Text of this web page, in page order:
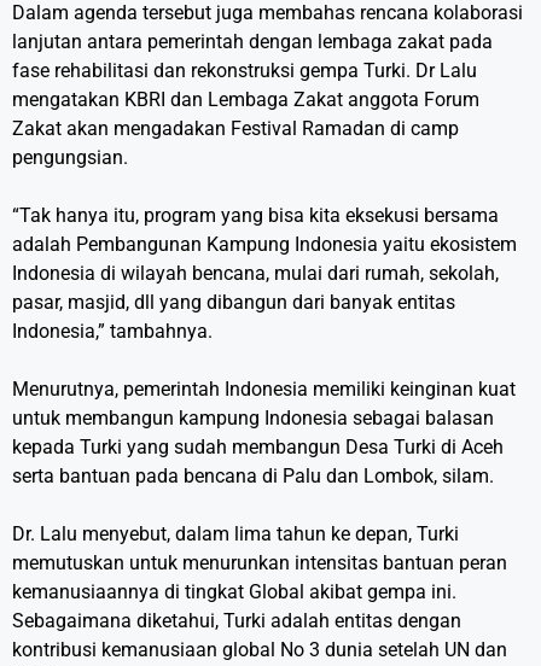
Dalam agenda tersebut juga membahas rencana kolaborasi
lanjutan antara pemerintah dengan lembaga zakat pada
fase rehabilitasi dan rekonstruksi gempa Turki. Dr Lalu
mengatakan KBRI dan Lembaga Zakat anggota Forum
Zakat akan mengadakan Festival Ramadan di camp
pengungsian.
“Tak hanya itu, program yang bisa kita eksekusi bersama
adalah Pembangunan Kampung Indonesia yaitu ekosistem
Indonesia di wilayah bencana, mulai dari rumah, sekolah,
pasar, masjid, dll yang dibangun dari banyak entitas
Indonesia,” tambahnya.
Menurutnya, pemerintah Indonesia memiliki keinginan kuat
untuk membangun kampung Indonesia sebagai balasan
kepada Turki yang sudah membangun Desa Turki di Aceh
serta bantuan pada bencana di Palu dan Lombok, silam.
Dr. Lalu menyebut, dalam lima tahun ke depan, Turki
memutuskan untuk menurunkan intensitas bantuan peran
kemanusiaannya di tingkat Global akibat gempa ini.
Sebagaimana diketahui, Turki adalah entitas dengan
kontribusi kemanusiaan global No 3 dunia setelah UN dan